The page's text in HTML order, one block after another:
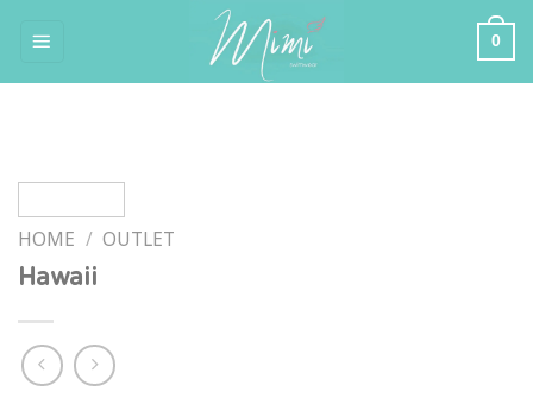
content
0
HOME / OUTLET
Hawaii